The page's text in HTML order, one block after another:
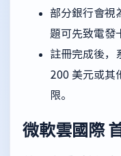
部分銀行會視
題可先致電發
註冊完成後，
200 美元或其
限。
微軟雲國際